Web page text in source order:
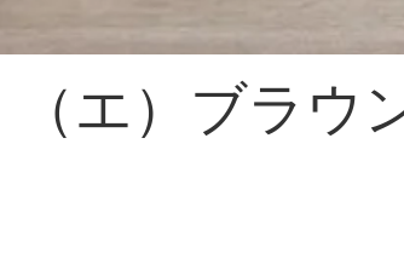
（エ）ブラ